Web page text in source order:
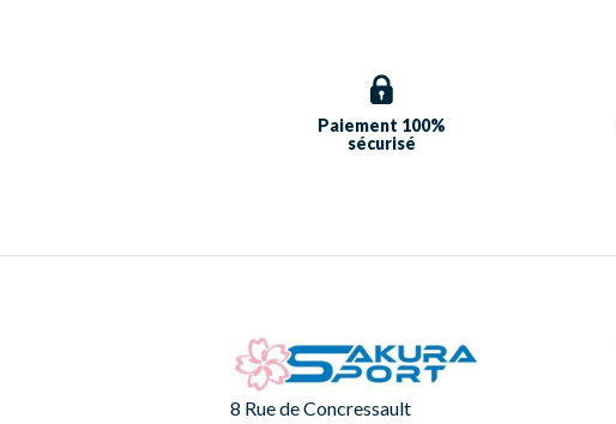
Paiement 100%
sécurisé
8 Rue de Concressault